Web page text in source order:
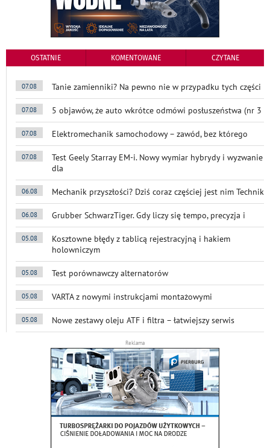
OSTATNIE KOMENTOWANE CZYTANE
07.08 Tanie zamienniki? Na pewno nie w przypadku tych części
07.08 5 objawów, że auto wkrótce odmówi posłuszeństwa (nr 3
07.08 Elektromechanik samochodowy – zawód, bez którego
07.08
Test Geely Starray EM-i. Nowy wymiar hybrydy i wyzwanie
dla
06.08 Mechanik przyszłości? Dziś coraz częściej jest nim Technik
06.08 Grubber SchwarzTiger. Gdy liczy się tempo, precyzja i
05.08
Kosztowne błędy z tablicą rejestracyjną i hakiem
holowniczym
05.08 Test porównawczy alternatorów
05.08 VARTA z nowymi instrukcjami montażowymi
05.08 Nowe zestawy oleju ATF i filtra – łatwiejszy serwis
Reklama